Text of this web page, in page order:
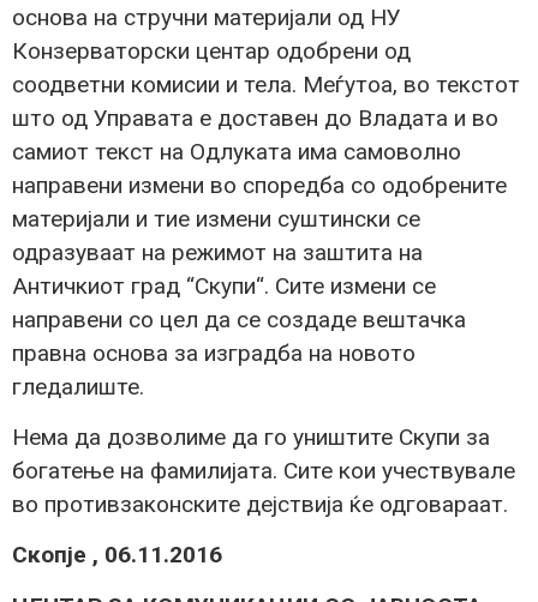
основа на стручни материјали од НУ
Конзерваторски центар одобрени од
соодветни комисии и тела. Меѓутоа, во текстот
што од Управата е доставен до Владата и во
самиот текст на Одлуката има самоволно
направени измени во споредба со одобрените
материјали и тие измени суштински се
одразуваат на режимот на заштита на
Античкиот град “Скупи“. Сите измени се
направени со цел да се создаде вештачка
правна основа за изградба на новото
гледалиште.
Нема да дозволиме да го уништите Скупи за
богатење на фамилијата. Сите кои учествувале
во противзаконските дејствија ќе одговараат.
Скопје , 06.11.2016